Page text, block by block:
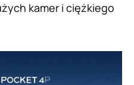
kamer i ciężkiego